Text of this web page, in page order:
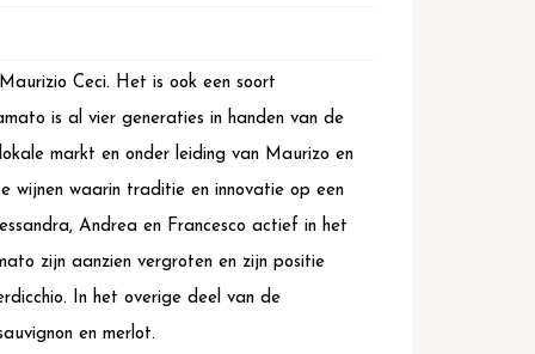
Ceci. Het is ook een soort
is al vier generaties in handen van de
markt en onder leiding van Maurizo en
wijnen waarin traditie en innovatie op een
Andrea en Francesco actief in het
zijn aanzien vergroten en zijn positie
In het overige deel van de
en merlot.